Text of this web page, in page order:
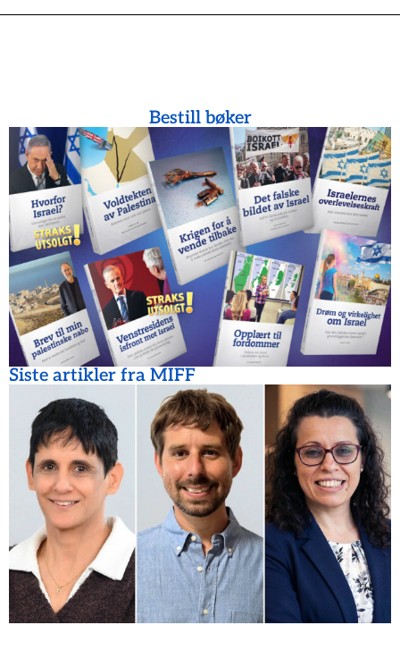
Bestill bøker
Siste artikler fra MIFF